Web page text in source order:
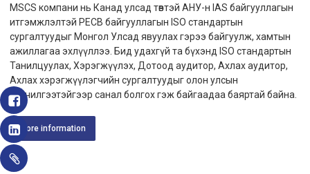
MSCS компани нь Канад улсад төвтэй АНУ-н IAS байгууллагын
итгэмжлэлтэй PECB байгууллагын ISO стандартын
сургалтуудыг Монгол Улсад явуулах гэрээ байгуулж, хамтын
ажиллагаа эхлүүллээ. Бид удахгүй та бүхэнд ISO стандартын
Танилцуулах, Хэрэгжүүлэх, Дотоод аудитор, Ахлах аудитор,
Ахлах хэрэгжүүлэгчийн сургалтуудыг олон улсын
гэрчилгээтэйгээр санал болгох гэж байгаадаа баяртай байна.
More information